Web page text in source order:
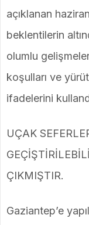
açıklanan
beklentilerin
olumlu
koşulları ve
ifadelerini
UÇAK
ÇIKMIŞTIR.
Gaziantep’e